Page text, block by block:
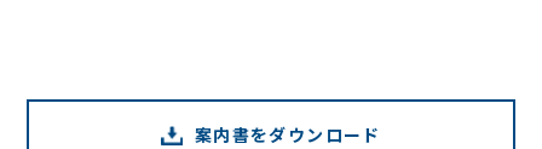
案内書をダウンロード